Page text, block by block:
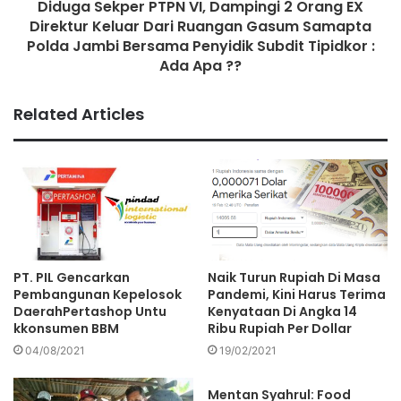
atas lelang Proyek Tersebut dengan mendapatkan 1
Bintang dan saat ini masih dalam tahaP penandatanganan
Terkait perihal tersebut Hadi Prabowo selaku Sekjen DPP
dengan kejanggalan, ada dugaan bahwa lelang proyek
tersebut sudah diatur sedemikian rupa untuk
memenangkan salah satu perusahaan. .
Kita tidak tahu apa yang jadi dasar pemabatalan lelang
proyek tersebut pada 21 April 2022, dan dilelang kembali
pada 10 Mei 2022.
Lucunya uplod penawaran terkait lelang Pengadaan dan
Pemasangan Pipa Distribusi HDPE Jl. Kolonel Abunjani –
Diduga Sekper PTPN VI, Dampingi 2 Orang EX
Direktur Keluar Dari Ruangan Gasum Samapta
Polda Jambi Bersama Penyidik Subdit Tipidkor :
Ada Apa ??
Related Articles
PT. PIL Gencarkan
Pembangunan Kepelosok
DaerahPertashop Untu
kkonsumen BBM
04/08/2021
Naik Turun Rupiah Di Masa
Pandemi, Kini Harus Terima
Kenyataan Di Angka 14
Ribu Rupiah Per Dollar
19/02/2021
Mentan Syahrul: Food